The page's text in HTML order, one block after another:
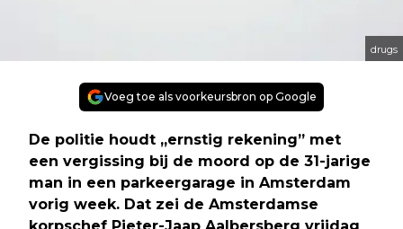
drugs
Voeg toe als voorkeursbron op Google
De politie houdt ,,ernstig rekening” met
een vergissing bij de moord op de 31-jarige
man in een parkeergarage in Amsterdam
vorig week. Dat zei de Amsterdamse